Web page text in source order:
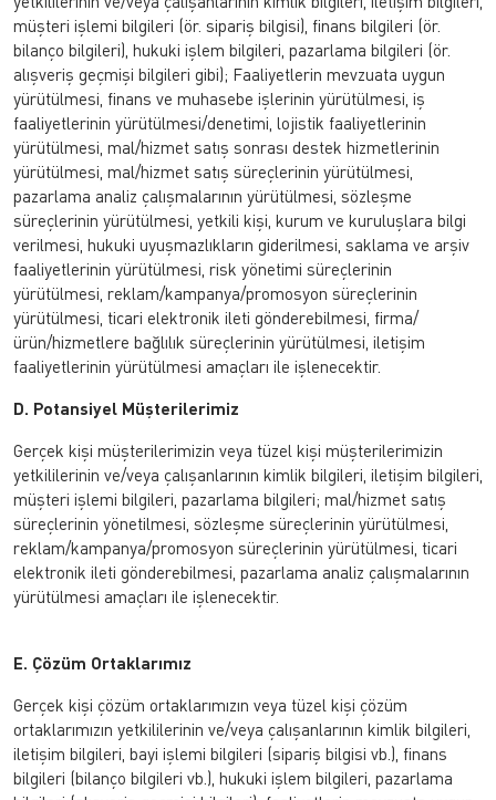
müşteri işlemi bilgileri (ör. sipariş bilgisi), finans bilgileri (ör.
bilanço bilgileri), hukuki işlem bilgileri, pazarlama bilgileri (ör.
alışveriş geçmişi bilgileri gibi); Faaliyetlerin mevzuata uygun
yürütülmesi, finans ve muhasebe işlerinin yürütülmesi, iş
faaliyetlerinin yürütülmesi/denetimi, lojistik faaliyetlerinin
yürütülmesi, mal/hizmet satış sonrası destek hizmetlerinin
yürütülmesi, mal/hizmet satış süreçlerinin yürütülmesi,
pazarlama analiz çalışmalarının yürütülmesi, sözleşme
süreçlerinin yürütülmesi, yetkili kişi, kurum ve kuruluşlara bilgi
verilmesi, hukuki uyuşmazlıkların giderilmesi, saklama ve arşiv
faaliyetlerinin yürütülmesi, risk yönetimi süreçlerinin
yürütülmesi, reklam/kampanya/promosyon süreçlerinin
yürütülmesi, ticari elektronik ileti gönderebilmesi, firma/
ürün/hizmetlere bağlılık süreçlerinin yürütülmesi, iletişim
faaliyetlerinin yürütülmesi amaçları ile işlenecektir.
D. Potansiyel Müşterilerimiz
Gerçek kişi müşterilerimizin veya tüzel kişi müşterilerimizin
yetkililerinin ve/veya çalışanlarının kimlik bilgileri, iletişim bilgileri,
müşteri işlemi bilgileri, pazarlama bilgileri; mal/hizmet satış
süreçlerinin yönetilmesi, sözleşme süreçlerinin yürütülmesi,
reklam/kampanya/promosyon süreçlerinin yürütülmesi, ticari
elektronik ileti gönderebilmesi, pazarlama analiz çalışmalarının
yürütülmesi amaçları ile işlenecektir.
E. Çözüm Ortaklarımız
Gerçek kişi çözüm ortaklarımızın veya tüzel kişi çözüm
ortaklarımızın yetkililerinin ve/veya çalışanlarının kimlik bilgileri,
iletişim bilgileri, bayi işlemi bilgileri (sipariş bilgisi vb.), finans
bilgileri (bilanço bilgileri vb.), hukuki işlem bilgileri, pazarlama